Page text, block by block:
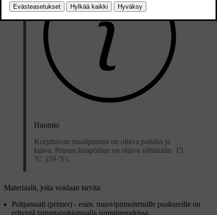
Huomio
Korjattavan maalipinnan on oltava puhdas ja
kuiva. Pinnan lämpötilan on oltava vähintään 15
°C (59 °F).
Materiaalit, joita voidaan tarvita
Pohjamaali (primer) - esim. muovipinnoitetuille puskureille on
erityistä tartuntapohjamaalia sumutinpurkissa.